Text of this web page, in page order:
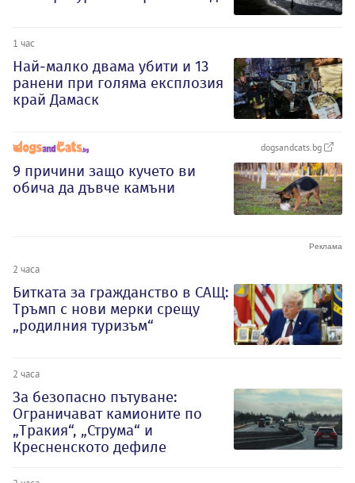
1 час
Най-малко двама убити и 13
ранени при голяма експлозия
край Дамаск
dogsandcats.bg
9 причини защо кучето ви
обича да дъвче камъни
2 часа
Битката за гражданство в САЩ:
Тръмп с нови мерки срещу
„родилния туризъм“
2 часа
За безопасно пътуване:
Ограничават камионите по
„Тракия“, „Струма“ и
Кресненското дефиле